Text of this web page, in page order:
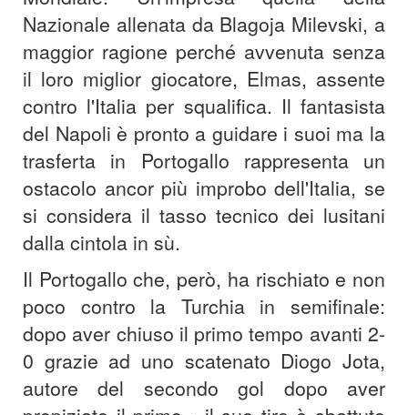
Nazionale allenata da Blagoja Milevski, a
maggior ragione perché avvenuta senza
il loro miglior giocatore, Elmas, assente
contro l'Italia per squalifica. Il fantasista
del Napoli è pronto a guidare i suoi ma la
trasferta in Portogallo rappresenta un
ostacolo ancor più improbo dell'Italia, se
si considera il tasso tecnico dei lusitani
dalla cintola in sù.
Il Portogallo che, però, ha rischiato e non
poco contro la Turchia in semifinale:
dopo aver chiuso il primo tempo avanti 2-
0 grazie ad uno scatenato Diogo Jota,
autore del secondo gol dopo aver